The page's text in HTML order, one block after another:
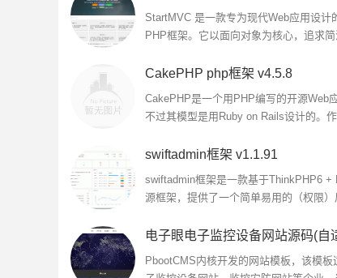
StartMVC 是一款专为现代Web应用设计
PHP框架。它以面向对象为核心，追求
Composer和RESTful架构...
CakePHP php框架 v4.5.8
CakePHP是一个用PHP编写的开源Web
不过其模型是用Ruby on Rails设计的。
成熟度较高...
swiftadmin框架 v1.1.91
swiftadmin框架是一款基于ThinkPHP6 +
源框架，提供了一个简单易用的（权限）
PbootCMS内核开发的网站模板，该模板